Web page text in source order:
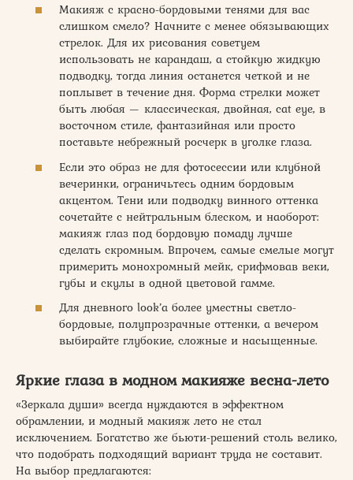
Макияж с красно-бордовыми тенями для вас
слишком смело? Начните с менее обязывающих
стрелок. Для их рисования советуем
использовать не карандаш, а стойкую жидкую
подводку, тогда линия останется четкой и не
поплывет в течение дня. Форма стрелки может
быть любая — классическая, двойная, cat eye, в
восточном стиле, фантазийная или просто
поставьте небрежный росчерк в уголке глаза.
Если это образ не для фотосессии или клубной
вечеринки, ограничьтесь одним бордовым
акцентом. Тени или подводку винного оттенка
сочетайте с нейтральным блеском, и наоборот:
макияж глаз под бордовую помаду лучше
сделать скромным. Впрочем, самые смелые могут
примерить монохромный мейк, срифмовав веки,
губы и скулы в одной цветовой гамме.
Для дневного look’а более уместны светло-
бордовые, полупрозрачные оттенки, а вечером
выбирайте глубокие, сложные и насыщенные.
Яркие глаза в модном макияже весна-лето
«Зеркала души» всегда нуждаются в эффектном
обрамлении, и модный макияж лето не стал
исключением. Богатство же бьюти-решений столь велико,
что подобрать подходящий вариант труда не составит.
На выбор предлагаются: